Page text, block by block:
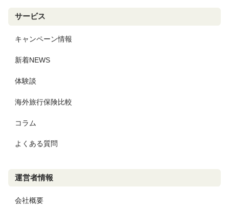
サービス
キャンペーン情報
新着NEWS
体験談
海外旅行保険比較
コラム
よくある質問
運営者情報
会社概要